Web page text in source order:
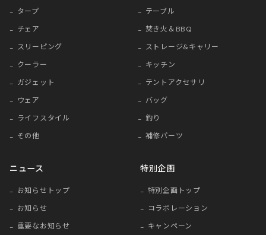
タープ
テーブル
チェア
焚き火＆BBQ
スリーピング
ストレージ&キャリー
クーラー
キッチン
ガジェット
テントアクセサリ
ウェア
バッグ
ライフスタイル
釣り
その他
補修パーツ
ニュース
お知らせトップ
お知らせ
重要なお知らせ
特別企画
特別企画トップ
コラボレーション
キャンペーン